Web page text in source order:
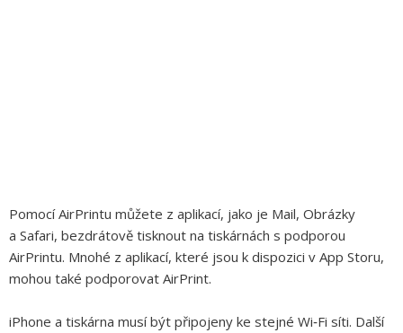
Pomocí AirPrintu můžete z aplikací, jako je Mail, Obrázky
a Safari, bezdrátově tisknout na tiskárnách s podporou
AirPrintu. Mnohé z aplikací, které jsou k dispozici v App Storu,
mohou také podporovat AirPrint.
iPhone a tiskárna musí být připojeny ke stejné Wi‑Fi síti. Další